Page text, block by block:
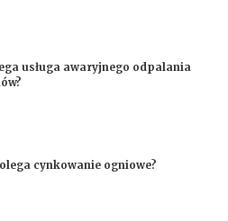
usługa awaryjnego odpalania
cynkowanie ogniowe?